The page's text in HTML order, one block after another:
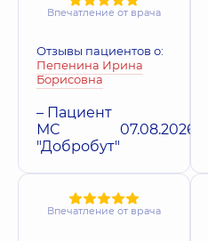
Впечатление от врача
Отзывы пациентов о:
Пепенина Ирина
Борисовна
– Пациент
МС
"Добробут"
07.08.2026
Впечатление от врача